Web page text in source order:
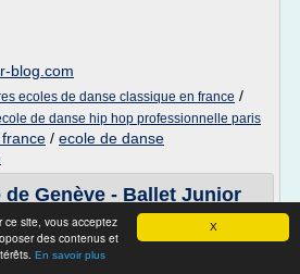
X
ce site, vous acceptez
des contenus et
En savoir plus
blog.com
ecoles de danse classique en france /
de danse hip hop professionnelle paris
/ ecole de danse
de Genève - Ballet Junior
est une école ouverte à
situe entre tradition et innovation.
adultes peuvent découvrir la